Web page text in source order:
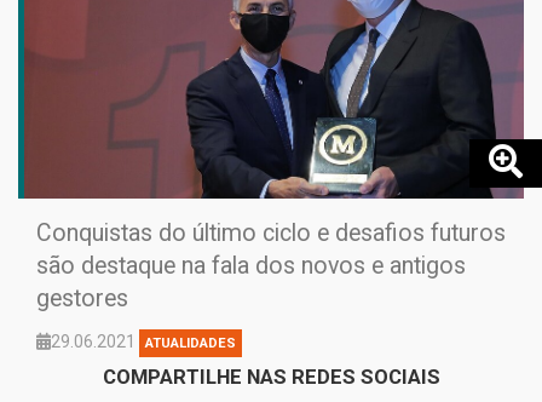
Conquistas do último ciclo e desafios futuros
são destaque na fala dos novos e antigos
gestores
29.06.2021 ATUALIDADES
COMPARTILHE NAS REDES SOCIAIS